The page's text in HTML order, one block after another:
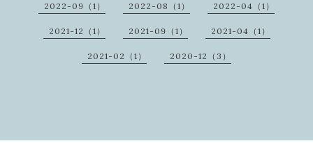
2022-09（1） 2022-08（1） 2022-04（1）
2021-12（1） 2021-09（1） 2021-04（1）
2021-02（1） 2020-12（3）